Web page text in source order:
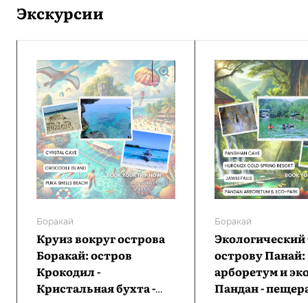
Экскурсии
Боракай
Круиз вокруг острова
Боракай: остров
Крокодил -
Кристальная бухта -
Боракай
Экологический
острову Панай:
арборетум и
Пандан -